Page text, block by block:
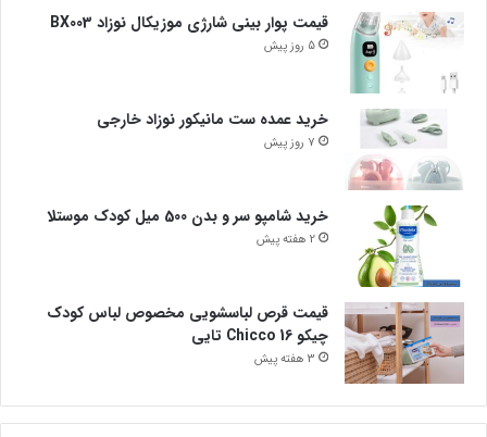
قیمت پوار بینی شارژی موزیکال نوزاد BX003
5 روز پیش
خرید عمده ست مانیکور نوزاد خارجی
7 روز پیش
خرید شامپو سر و بدن 500 میل کودک موستلا
2 هفته پیش
قیمت قرص لباسشویی مخصوص لباس کودک
چیکو Chicco 16 تایی
3 هفته پیش